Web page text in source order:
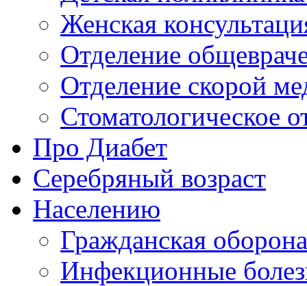
Женская
Отделение
Отделение скорой
Стоматологическое
Про Диабет
Серебряный возраст
Населению
Гражданская оборона
Инфекционные